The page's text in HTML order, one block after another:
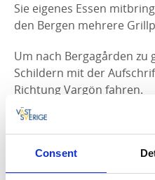
Consent
Sie eigenes Essen
den Bergen mehrere
Um nach Bergagården zu
Schildern mit der
Richtung Vargön fahren.